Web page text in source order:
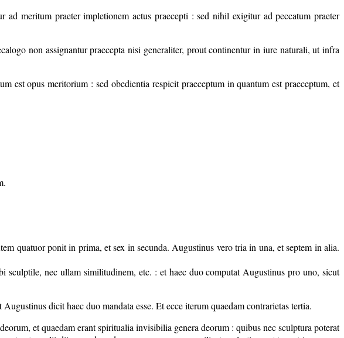
meritum praeter impletionem actus praecepti : sed nihil exigitur ad peccatum praeter
non assignantur praecepta nisi generaliter, prout continentur in iure naturali, ut infra
est opus meritorium : sed obedientia respicit praeceptum in quantum est praeceptum, et
quatuor ponit in prima, et sex in secunda. Augustinus vero tria in una, et septem in alia.
sculptile, nec ullam similitudinem, etc. : et haec duo computat Augustinus pro uno, sicut
Augustinus dicit haec duo mandata esse. Et ecce iterum quaedam contrarietas tertia.
et quaedam erant spiritualia invisibilia genera deorum : quibus nec sculptura poterat